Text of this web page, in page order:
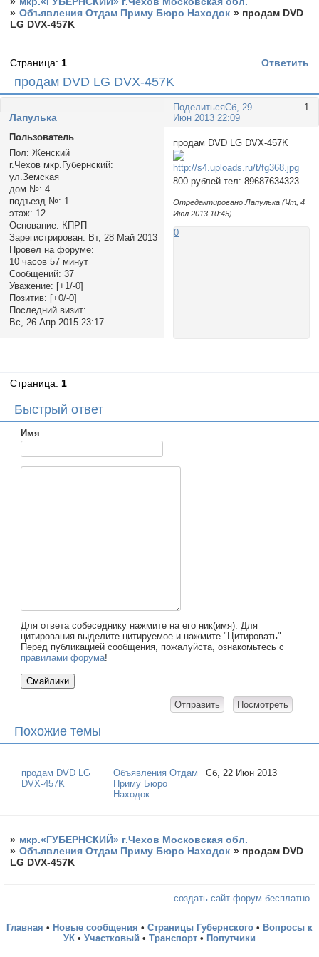
» Объявления Отдам Приму Бюро Находок » продам DVD
LG DVX-457K
продам DVD LG DVX-457K
Страница: 1 Ответить
Поделиться 1
Сб, 29
Июн 2013 22:09
Лапулька
Пользователь
Пол: Женский
г.Чехов мкр.Губернский:
ул.Земская
дом №: 4
подъезд №: 1
этаж: 12
Основание: КПРП
Зарегистрирован: Вт, 28 Май 2013
Провел на форуме:
10 часов 57 минут
Сообщений: 37
Уважение: [+1/-0]
Позитив: [+0/-0]
Последний визит:
Вс, 26 Апр 2015 23:17
продам DVD LG DVX-457K
800 рублей тел: 89687634323
Отредактировано Лапулька (Чт, 4
Июл 2013 10:45)
0
Страница: 1
Быстрый ответ
Имя
Для ответа собеседнику нажмите на его ник(имя). Для
цитирования выделите цитируемое и нажмите "Цитировать".
Перед публикацией сообщения, пожалуйста, ознакомьтесь с
правилами форума!
Похожие темы
продам DVD LG
DVX-457K
Объявления Отдам
Приму Бюро
Находок
Сб, 22 Июн 2013
» мкр.«ГУБЕРНСКИЙ» г.Чехов Московская обл.
» Объявления Отдам Приму Бюро Находок » продам DVD
LG DVX-457K
создать сайт-форум бесплатно
Главная • Новые сообщения • Страницы Губернского • Вопросы к
УК • Участковый • Транспорт • Попутчики